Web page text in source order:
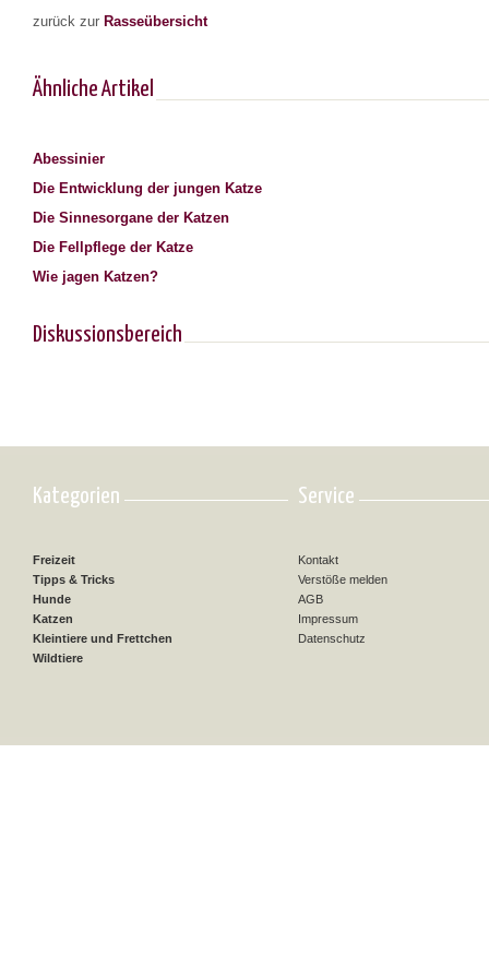
zurück zur Rasseübersicht
Ähnliche Artikel
Abessinier
Die Entwicklung der jungen Katze
Die Sinnesorgane der Katzen
Die Fellpflege der Katze
Wie jagen Katzen?
Diskussionsbereich
Kategorien
Freizeit
Tipps & Tricks
Hunde
Katzen
Kleintiere und Frettchen
Wildtiere
Service
Kontakt
Verstöße melden
AGB
Impressum
Datenschutz